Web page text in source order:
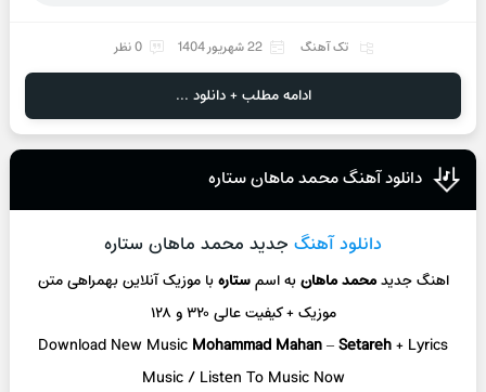
تک آهنگ 22 شهریور 1404 0 نظر
ادامه مطلب + دانلود ...
دانلود آهنگ محمد ماهان ستاره
دانلود آهنگ جدید محمد ماهان ستاره
اهنگ جدیدمحمد ماهانبه اسمستارهبا موزیک آنلاینبهمراهی متن
موزیک + کیفیت عالی ۳۲۰ و ۱۲۸
Download New Music Mohammad Mahan–Setareh+ Lyrics
Music / Listen To Music Now